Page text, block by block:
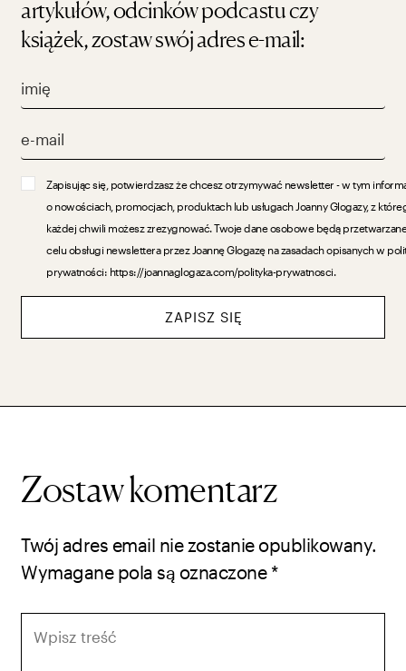
artykułów, odcinków podcastu czy
książek, zostaw swój adres e-mail:
Zapisując się, potwierdzasz że chcesz otrzymywać newsletter - w tym
o nowościach, promocjach, produktach lub usługach Joanny Glogazy, z
każdej chwili możesz zrezygnować. Twoje dane osobowe będą
celu obsługi newslettera przez Joannę Glogazę na zasadach opisanych w
prywatności: https://joannaglogaza.com/polityka-prywatnosci.
ZAPISZ SIĘ
Zostaw komentarz
Twój adres email nie zostanie opublikowany.
Wymagane pola są oznaczone *
treść